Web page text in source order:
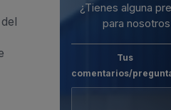
¿Tienes alguna
para
Tus
comentarios/